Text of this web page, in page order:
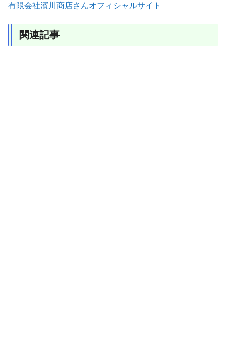
有限会社濱川商店さんオフィシャルサイト
関連記事